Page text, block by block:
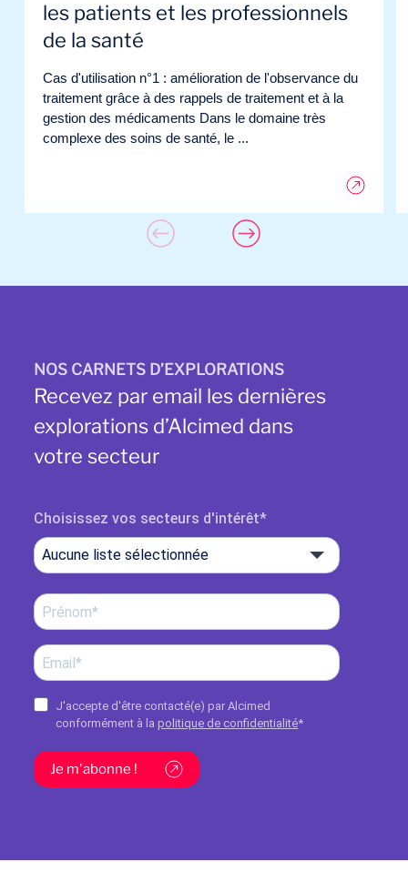
les patients et les professionnels
de la santé
Cas d'utilisation n°1 : amélioration de l'observance du
traitement grâce à des rappels de traitement et à la
gestion des médicaments Dans le domaine très
complexe des soins de santé, le ...
NOS CARNETS D’EXPLORATIONS
Recevez par email les dernières
explorations d’Alcimed dans
votre secteur
Choisissez vos secteurs d'intérêt
Aucune liste sélectionnée
J'accepte d'être contacté(e) par Alcimed
conformément à la politique de confidentialité*
Je m'abonne !